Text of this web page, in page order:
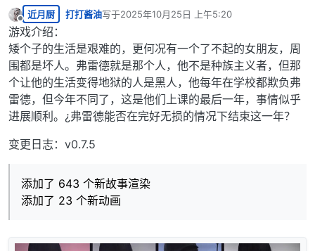
离线
近月厨 打打酱油写于2025年10月25日 上午5:20
最后由 编辑
游戏介绍：
矮个子的生活是艰难的，更何况有一个了不起的女朋友，周
围都是坏人。弗雷德就是那个人，他不是种族主义者，但那
个让他的生活变得地狱的人是黑人，他每年在学校都欺负弗
雷德，但今年不同了，这是他们上课的最后一年，事情似乎
进展顺利。¿弗雷德能否在完好无损的情况下结束这一年？
变更日志：v0.7.5
添加了 643 个新故事渲染
添加了 23 个新动画